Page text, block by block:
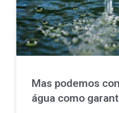
Mas podemos
água como